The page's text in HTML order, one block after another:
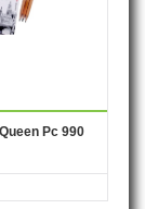
Pc 990